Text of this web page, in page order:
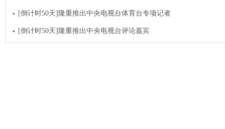
[倒计时50天]隆重推出中央电视台体育台专项记者
[倒计时50天]隆重推出中央电视台评论嘉宾